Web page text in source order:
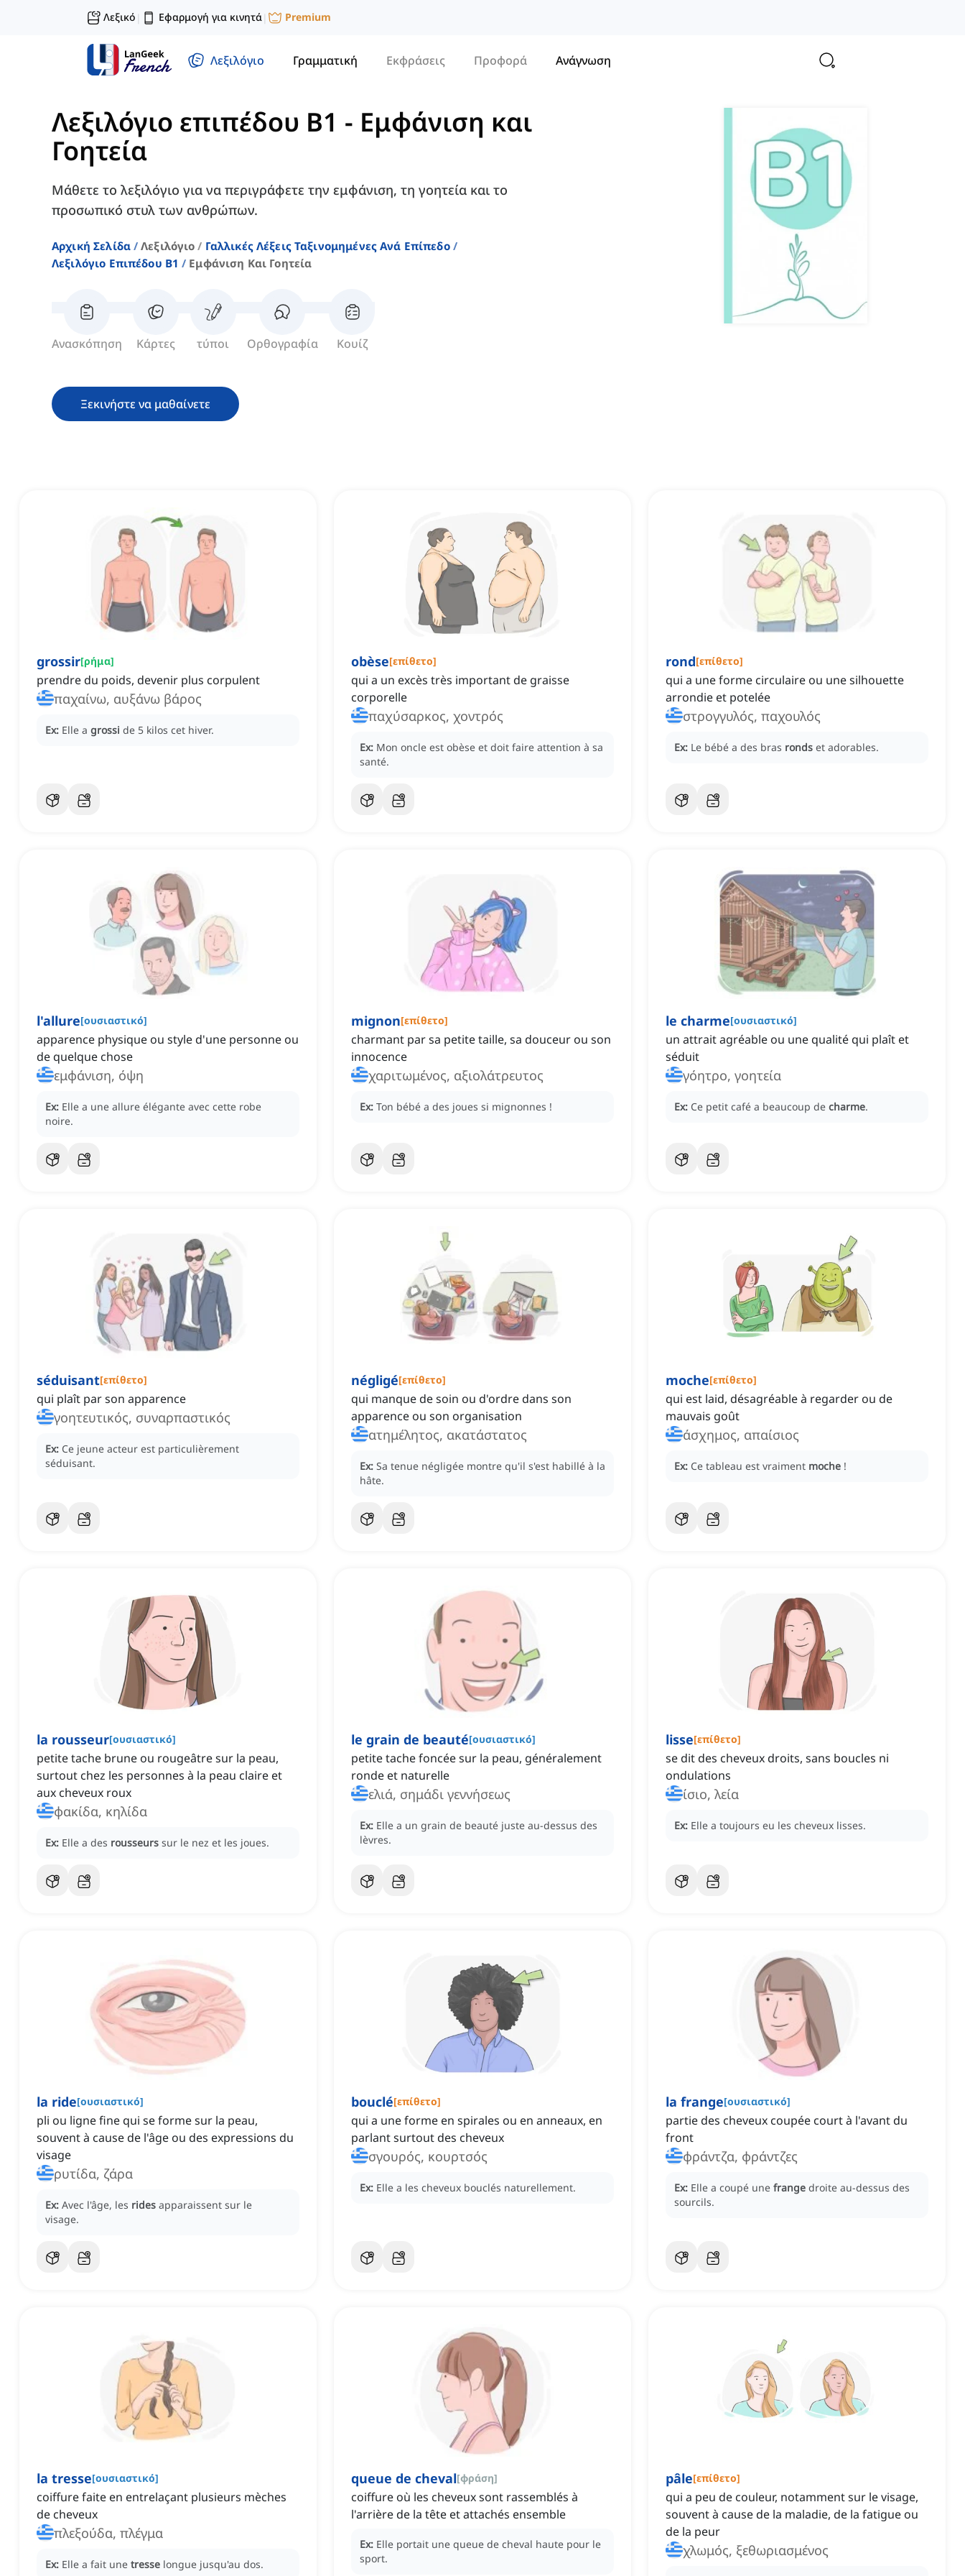
Λεξικό | Εφαρμογή για κινητά| Premium
Λεξιλόγιο Γραμματική Εκφράσεις Προφορά Ανάγνωση
Λεξιλόγιο επιπέδου B1 - Εμφάνιση και
Γοητεία
Μάθετε το λεξιλόγιο για να περιγράφετε την εμφάνιση, τη γοητεία και το
προσωπικό στυλ των ανθρώπων.
Αρχική Σελίδα Λεξιλόγιο
Γαλλικές Λέξεις Ταξινομημένες Ανά Επίπεδο
Λεξιλόγιο Επιπέδου B1
Εμφάνιση Και Γοητεία
Ανασκόπηση Κάρτες τύποι Ορθογραφία Κουίζ
Ξεκινήστε να μαθαίνετε
grossir[ρήμα]
prendre du poids, devenir plus corpulent
παχαίνω, αυξάνω βάρος
Ex: Elle a grossi de 5 kilos cet hiver.
obèse[επίθετο]
qui a un excès très important de graisse
corporelle
παχύσαρκος, χοντρός
Ex: Mon oncle est obèse et doit faire attention à sa
santé.
rond[επίθετο]
qui a une forme circulaire ou une silhouette
arrondie et potelée
στρογγυλός, παχουλός
Ex: Le bébé a des bras ronds et adorables.
l'allure[ουσιαστικό]
apparence physique ou style d'une personne ou
de quelque chose
εμφάνιση, όψη
Ex: Elle a une allure élégante avec cette robe
noire.
mignon[επίθετο]
charmant par sa petite taille, sa douceur ou son
innocence
χαριτωμένος, αξιολάτρευτος
Ex: Ton bébé a des joues si mignonnes !
le charme[ουσιαστικό]
un attrait agréable ou une qualité qui plaît et
séduit
γόητρο, γοητεία
Ex: Ce petit café a beaucoup de charme.
séduisant[επίθετο]
qui plaît par son apparence
γοητευτικός, συναρπαστικός
Ex: Ce jeune acteur est particulièrement
séduisant.
négligé[επίθετο]
qui manque de soin ou d'ordre dans son
apparence ou son organisation
ατημέλητος, ακατάστατος
Ex: Sa tenue négligée montre qu'il s'est habillé à la
hâte.
moche[επίθετο]
qui est laid, désagréable à regarder ou de
mauvais goût
άσχημος, απαίσιος
Ex: Ce tableau est vraiment moche !
la rousseur[ουσιαστικό]
petite tache brune ou rougeâtre sur la peau,
surtout chez les personnes à la peau claire et
aux cheveux roux
φακίδα, κηλίδα
Ex: Elle a des rousseurs sur le nez et les joues.
le grain de beauté[ουσιαστικό]
petite tache foncée sur la peau, généralement
ronde et naturelle
ελιά, σημάδι γεννήσεως
Ex: Elle a un grain de beauté juste au-dessus des
lèvres.
lisse[επίθετο]
se dit des cheveux droits, sans boucles ni
ondulations
ίσιο, λεία
Ex: Elle a toujours eu les cheveux lisses.
la ride[ουσιαστικό]
pli ou ligne fine qui se forme sur la peau,
souvent à cause de l'âge ou des expressions du
visage
ρυτίδα, ζάρα
Ex: Avec l'âge, les rides apparaissent sur le
visage.
bouclé[επίθετο]
qui a une forme en spirales ou en anneaux, en
parlant surtout des cheveux
σγουρός, κουρτσός
Ex: Elle a les cheveux bouclés naturellement.
la frange[ουσιαστικό]
partie des cheveux coupée court à l'avant du
front
φράντζα, φράντζες
Ex: Elle a coupé une frange droite au-dessus des
sourcils.
la tresse[ουσιαστικό]
coiffure faite en entrelaçant plusieurs mèches
de cheveux
πλεξούδα, πλέγμα
Ex: Elle a fait une tresse longue jusqu'au dos.
queue de cheval[φράση]
coiffure où les cheveux sont rassemblés à
l'arrière de la tête et attachés ensemble
Ex: Elle portait une queue de cheval haute pour le
sport.
pâle[επίθετο]
qui a peu de couleur, notamment sur le visage,
souvent à cause de la maladie, de la fatigue ou
de la peur
χλωμός, ξεθωριασμένος